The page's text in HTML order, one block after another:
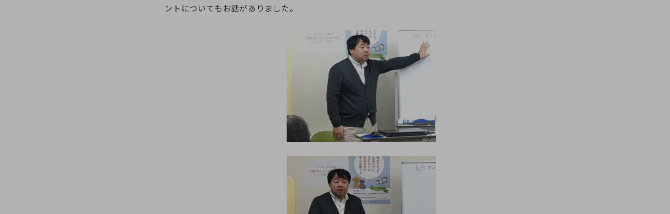
ントについてもお話がありました。